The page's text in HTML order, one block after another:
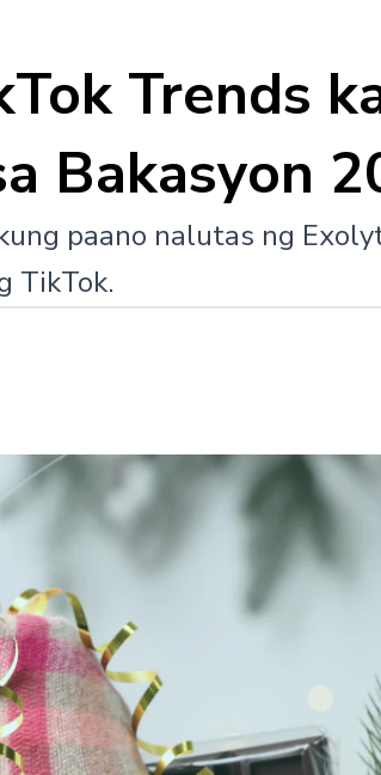
Trends
Bakasyon
paano nalutas ng
TikTok.